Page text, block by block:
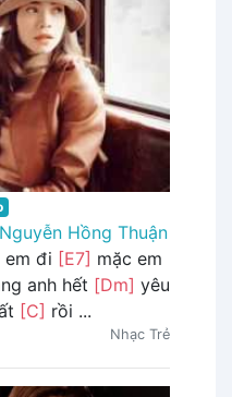
Nguyễn Hồng Thuận
em đi [E7] mặc em
anh hết [Dm] yêu
[C] rồi ...
Nhạc Trẻ